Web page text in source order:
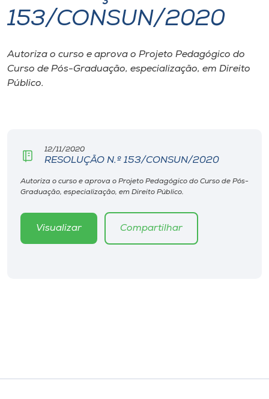
I.nova
Diplomados
Rádio
153/CONSUN/2020
Autoriza o curso e aprova o Projeto Pedagógico do
Curso de Pós-Graduação, especialização, em Direito
Público.
12/11/2020
RESOLUÇÃO N.º 153/CONSUN/2020
Autoriza o curso e aprova o Projeto Pedagógico do Curso de Pós-
Graduação, especialização, em Direito Público.
Visualizar Compartilhar